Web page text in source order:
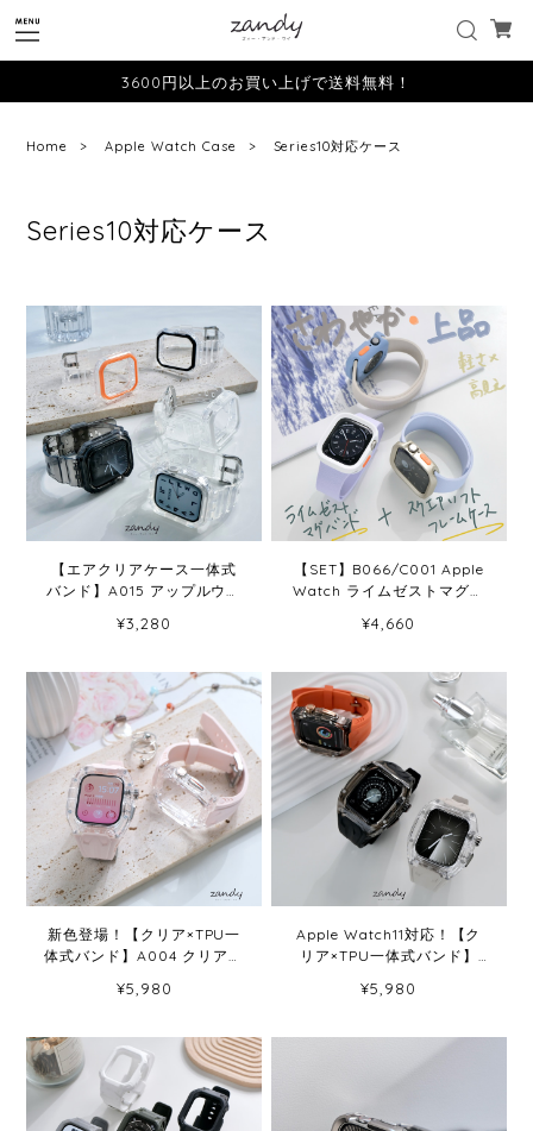
3600円以上のお買い上げで送料無料！
Home Apple Watch Case Series10対応ケース
Series10対応ケース
【エアクリアケース一体式
バンド】A015 アップルウォ
Apple Watch 10/11専用モデ
¥3,280
【SET】B066/C001 Apple
Watch ライムゼストマグバ
ームケース
¥4,660
新色登場！【クリア×TPU一
体式バンド】A004 クリアケ
式ベルト Apple Watch
¥5,980
Apple Watch11対応！【ク
リア×TPU一体式バンド】
ルト クリア一体式ベルト
¥5,980